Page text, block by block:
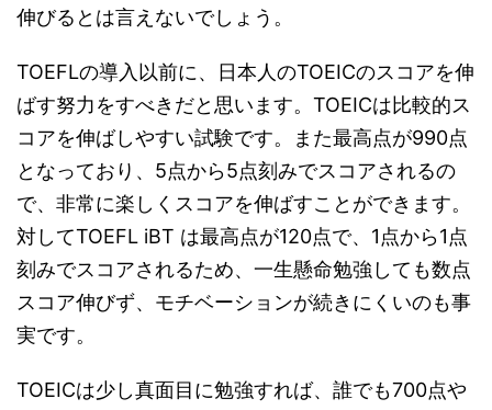
伸びるとは言えないでしょう。
TOEFLの導入以前に、日本人のTOEICのスコアを伸
ばす努力をすべきだと思います。TOEICは比較的ス
コアを伸ばしやすい試験です。また最高点が990点
となっており、5点から5点刻みでスコアされるの
で、非常に楽しくスコアを伸ばすことができます。
対してTOEFL iBT は最高点が120点で、1点から1点
刻みでスコアされるため、一生懸命勉強しても数点
スコア伸びず、モチベーションが続きにくいのも事
実です。
TOEICは少し真面目に勉強すれば、誰でも700点や